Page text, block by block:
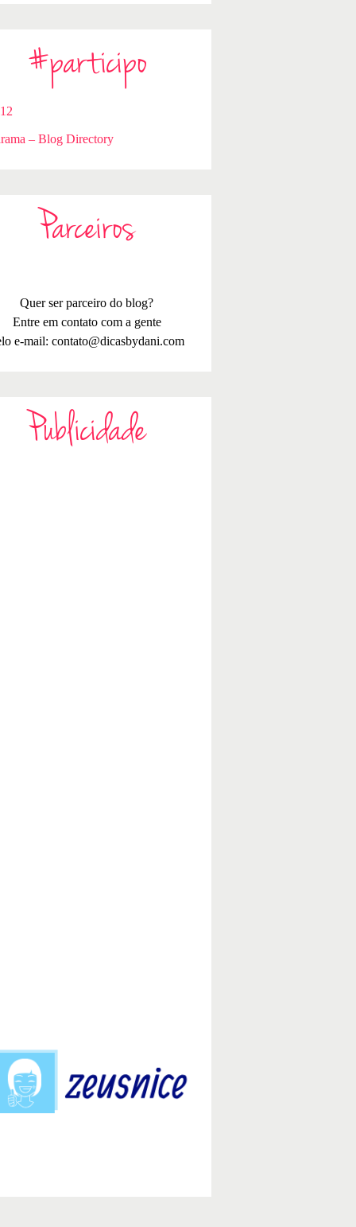
#participo
– Blog Directory
Parceiros
Quer ser parceiro do blog?
Entre em contato com a gente
e-mail: contato@dicasbydani.com
Publicidade